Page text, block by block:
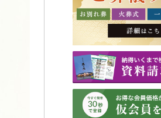
2023年2月
2023年1月
2022年12月
2022年11月
2022年6月
2022年3月